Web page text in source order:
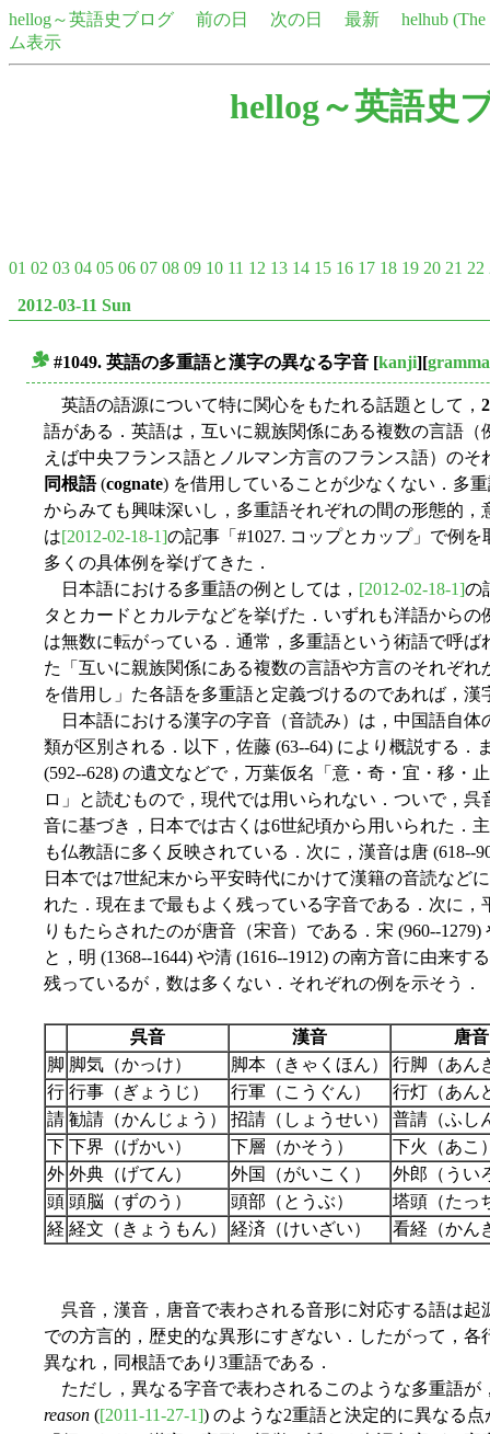
hellog～英語史ブログ 前の日 次の日 最新
helhub
ム表示
hellog～英語史
01 02 03 04 05 06 07 08 09 10 11 12 13 14 15 16 17 18 19 20 21 22
2012-03-11 Sun
#1049. 英語の多重語と漢字の異なる字音 [kanji][
英語の語源について特に関心をもたれる話題として，
語がある．英語は，互いに親族関係にある複数の言語
えば中央フランス語とノルマン方言のフランス語）の
同根語(cognate) を借用していることが少なくない．多
からみても興味深いし，多重語それぞれの間の形態的
は[2012-02-18-1]の記事「#1027. コップとカップ」で例
多くの具体例を挙げてきた．
日本語における多重語の例としては， [2012-02-18-1]の
タとカードとカルテなどを挙げた．いずれも洋語から
は無数に転がっている．通常，多重語という術語で呼
た「互いに親族関係にある複数の言語や方言のそれぞ
を借用し」た各語を多重語と定義づけるのであれば，
日本語における漢字の字音（音読み）は，中国語自体
類が区別される．以下，佐藤 (63--64) により概説する．
(592--628) の遺文などで，万葉仮名「意・奇・宜・移・
ロ」と読むもので，現代では用いられない．ついで，呉
音に基づき，日本では古くは6世紀頃から用いられた．
も仏教語に多く反映されている．次に，漢音は唐 (618--
日本では7世紀末から平安時代にかけて漢籍の音読など
れた．現在まで最もよく残っている字音である．次に
りもたらされたのが唐音（宋音）である．宋 (960--
と，明 (1368--1644) や清 (1616--1912) の南方音に由来
残っているが，数は多くない．それぞれの例を示そう．
呉音 漢音
唐音
脚 脚気（かっけ） 脚本（きゃくほん）
行脚（あん
行 行事（ぎょうじ） 行軍（こうぐん）
行灯（あん
請 勧請（かんじょう） 招請（しょうせい）
普請（ふし
下 下界（げかい） 下層（かそう）
下火（あこ
外 外典（げてん） 外国（がいこく）
外郎（うい
頭 頭脳（ずのう） 頭部（とうぶ）
塔頭（たっ
経 経文（きょうもん） 経済（けいざい） 看経（かん
呉音，漢音，唐音で表わされる音形に対応する語は起
での方言的，歴史的な異形にすぎない．したがって，
異なれ，同根語であり3重語である．
ただし，異なる字音で表わされるこのような多重語
reason ([2011-11-27-1]) のような2重語と決定的に異なる